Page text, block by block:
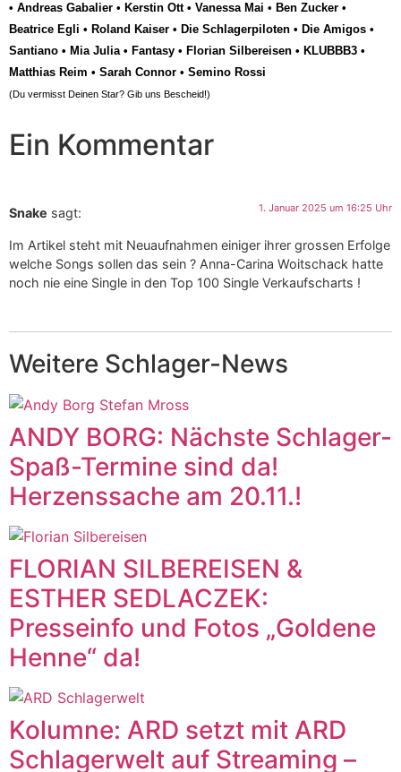
• Andreas Gabalier • Kerstin Ott• Vanessa Mai • Ben Zucker •
Beatrice Egli • Roland Kaiser • Die Schlagerpiloten • Die Amigos •
Santiano • Mia Julia• Fantasy • Florian Silbereisen • KLUBBB3 •
Matthias Reim • Sarah Connor • Semino Rossi
(Du vermisst Deinen Star? Gib uns Bescheid!)
Ein Kommentar
Snake sagt: 1. Januar 2025 um 16:25 Uhr
Im Artikel steht mit Neuaufnahmen einiger ihrer grossen Erfolge
welche Songs sollen das sein ? Anna-Carina Woitschack hatte
noch nie eine Single in den Top 100 Single Verkaufscharts !
Weitere Schlager-News
ANDY BORG: Nächste Schlager-
Spaß-Termine sind da!
Herzenssache am 20.11.!
FLORIAN SILBEREISEN &
ESTHER SEDLACZEK:
Presseinfo und Fotos „Goldene
Henne“ da!
Kolumne: ARD setzt mit ARD
Schlagerwelt auf Streaming –